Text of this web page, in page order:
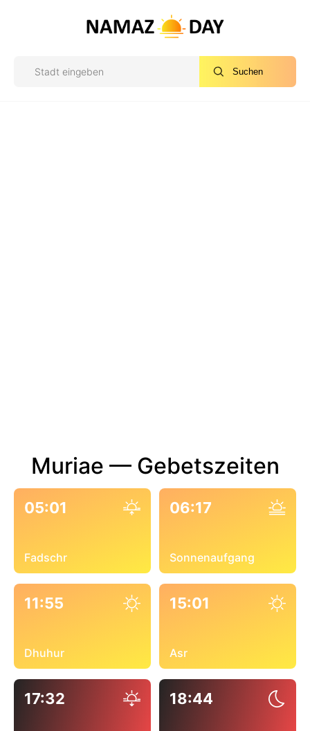
Suchen
Muriae — Gebetszeiten
05:01
Fadschr
06:17
Sonnenaufgang
11:55
Dhuhur
15:01
Asr
17:32 18:44